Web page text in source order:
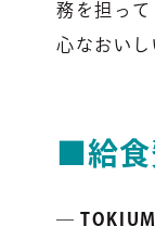
務を担って
心なおいし
■給
― TOKIUM